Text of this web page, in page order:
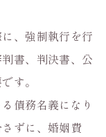
、強制執行を行
書、判決書、公
す。
債務名義になり
ずに、婚姻費